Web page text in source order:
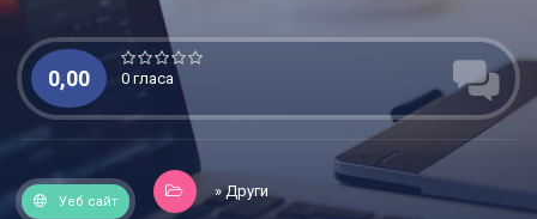
0,00 0 гласа
Уеб сайт
» Други